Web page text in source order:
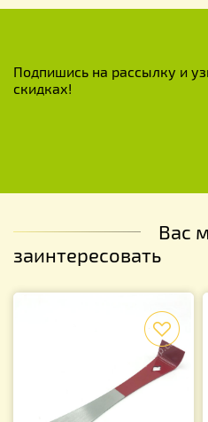
Подпишись на рассылку и
скидках!
Вас
заинтересовать